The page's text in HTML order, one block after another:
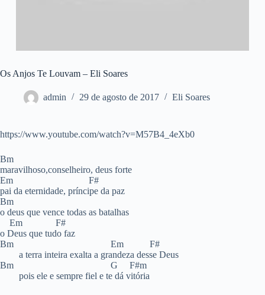
Os Anjos Te Louvam – Eli Soares
admin 29 de agosto de 2017 Eli Soares
https://www.youtube.com/watch?v=M57B4_4eXb0
Bm
maravilhoso,conselheiro, deus forte
Em F#
pai da eternidade, príncipe da paz
Bm
o deus que vence todas as batalhas
Em F#
o Deus que tudo faz
Bm Em F#
a terra inteira exalta a grandeza desse Deus
Bm G F#m
pois ele e sempre fiel e te dá vitória